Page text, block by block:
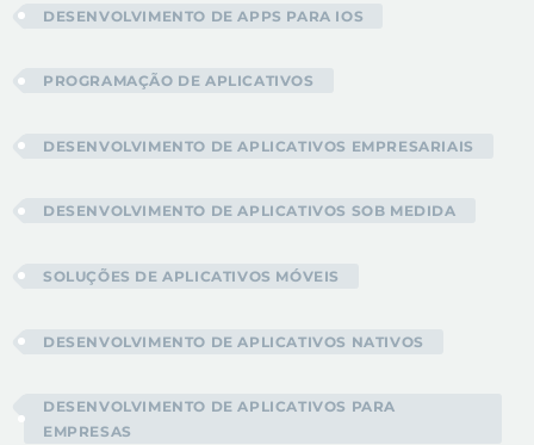
DESENVOLVIMENTO DE APPS PARA IOS
PROGRAMAÇÃO DE APLICATIVOS
DESENVOLVIMENTO DE APLICATIVOS EMPRESARIAIS
DESENVOLVIMENTO DE APLICATIVOS SOB MEDIDA
SOLUÇÕES DE APLICATIVOS MÓVEIS
DESENVOLVIMENTO DE APLICATIVOS NATIVOS
DESENVOLVIMENTO DE APLICATIVOS PARA
EMPRESAS